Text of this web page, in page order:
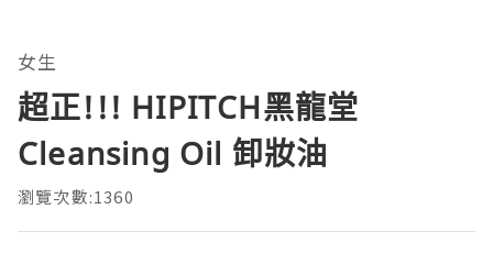
女生
超正!!! HIPITCH黑龍堂
Cleansing Oil 卸妝油
瀏覽次數:1360